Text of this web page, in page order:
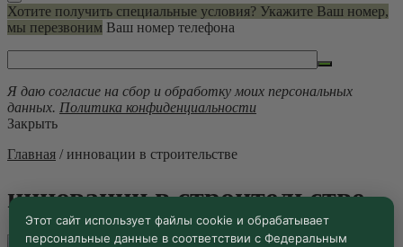
Хотите получить специальные условия? Укажите Ваш номер,
мы перезвоним Ваш номер телефона
Я даю согласие на сбор и обработку моих персональных
данных. Политика конфиденциальности
Закрыть
Главная /инновации в строительстве
инновации в строительстве
Этот сайт использует файлы cookie и обрабатывает
персональные данные в соответствии с Федеральным